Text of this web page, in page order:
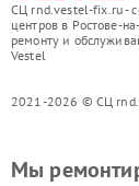
СЦ rnd.vestel-fix.ru -
центров в Ростове-
ремонту и
Vestel
2021-2026 © СЦ
Мы